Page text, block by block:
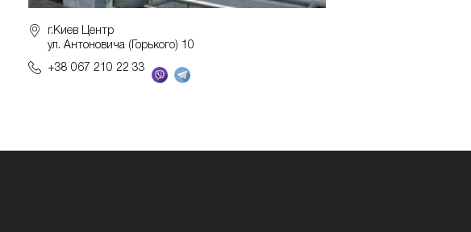
г.Киев Центр
ул. Антоновича (Горького) 10
+38 067 210 22 33